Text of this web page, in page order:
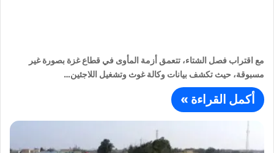
مع اقتراب فصل الشتاء، تتعمق أزمة المأوى في قطاع غزة بصورة غير
مسبوقة، حيث تكشف بيانات وكالة غوث وتشغيل اللاجئين…
أكمل القراءة »